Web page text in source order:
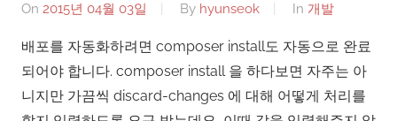
On 2015년 04월 03일 By hyunseok In 개발
배포를 자동화하려면 composer install도 자동으로 완료
되어야 합니다. composer install 을 하다보면 자주는 아
니지만 가끔씩 discard-changes 에 대해 어떻게 처리를